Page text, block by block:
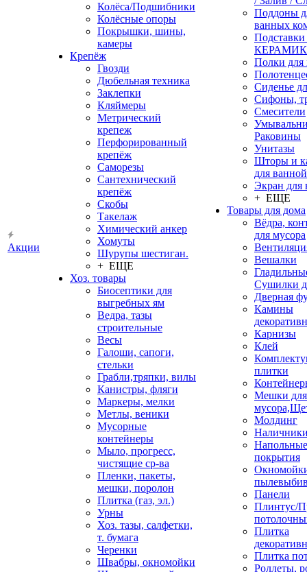
Акции
Колёса/Подшибники
Колёсные опоры
Покрышки, шины,
камеры
Крепёж
Гвозди
Дюбельная техника
Заклепки
Кляймеры
Метрический
крепеж
Перфорированный
крепёж
Саморезы
Сантехнический
крепёж
Скобы
Такелаж
Химический анкер
Хомуты
Шурупы шестиган.
+ ЕЩЕ
Хоз. товары
Биосептики для
выгребных ям
Ведра, тазы
строительные
Весы
Галоши, сапоги,
стельки
Грабли,тряпки, вилы
Канистры, фляги
Маркеры, мелки
Метлы, веники
Мусорные
контейнеры
Мыло, прогресс,
чистящие ср-ва
Пленки, пакеты,
мешки, поролон
Плитка (газ, эл.)
Урны
Хоз. тазы, салфетки,
т. бумага
Черенки
Швабры, окномойки
Поддоны
ванных
Полки для
Сиденье
Сифоны,
Смесители
Раковины
Унитазы
Шторы и
для ванной
Экран для
+ ЕЩЕ
Товары для дома
Вёдра,
для мусора
Вешалки
Сушилки
Дверная
Камины
Карнизы
Клей
плитки
Мешки для
Молдинг
Напольные
покрытия
Панели
Плинтус/
Плитка
Плитка
Роллеты,